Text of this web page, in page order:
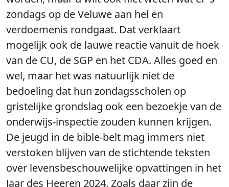
zondags op de Veluwe aan hel en
verdoemenis rondgaat. Dat verklaart
mogelijk ook de lauwe reactie vanuit de hoek
van de CU, de SGP en het CDA. Alles goed en
wel, maar het was natuurlijk niet de
bedoeling dat hun zondagsscholen op
gristelijke grondslag ook een bezoekje van de
onderwijs-inspectie zouden kunnen krijgen.
De jeugd in de bible-belt mag immers niet
verstoken blijven van de stichtende teksten
over levensbeschouwelijke opvattingen in het
Jaar des Heeren 2024. Zoals daar zijn de